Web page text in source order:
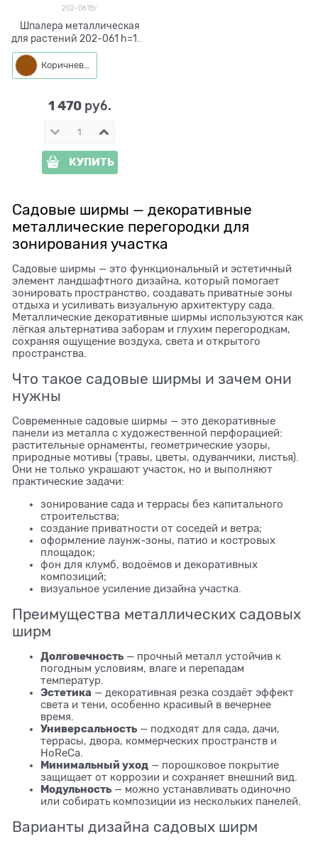
202-061Br
Шпалера металлическая
для растений 202-061 h=135
см
Коричневый
1 470 руб.
КУПИТЬ
Садовые ширмы — декоративные
металлические перегородки для
зонирования участка
Садовые ширмы — это функциональный и эстетичный
элемент ландшафтного дизайна, который помогает
зонировать пространство, создавать приватные зоны
отдыха и усиливать визуальную архитектуру сада.
Металлические декоративные ширмы используются как
лёгкая альтернатива заборам и глухим перегородкам,
сохраняя ощущение воздуха, света и открытого
пространства.
Что такое садовые ширмы и зачем они
нужны
Современные садовые ширмы — это декоративные
панели из металла с художественной перфорацией:
растительные орнаменты, геометрические узоры,
природные мотивы (травы, цветы, одуванчики, листья).
Они не только украшают участок, но и выполняют
практические задачи:
зонирование сада и террасы без капитального
строительства;
создание приватности от соседей и ветра;
оформление лаунж-зоны, патио и костровых
площадок;
фон для клумб, водоёмов и декоративных
композиций;
визуальное усиление дизайна участка.
Преимущества металлических садовых
ширм
Долговечность — прочный металл устойчив к
погодным условиям, влаге и перепадам
температур.
Эстетика — декоративная резка создаёт эффект
света и тени, особенно красивый в вечернее
время.
Универсальность — подходят для сада, дачи,
террасы, двора, коммерческих пространств и
HoReCa.
Минимальный уход — порошковое покрытие
защищает от коррозии и сохраняет внешний вид.
Модульность — можно устанавливать одиночно
или собирать композиции из нескольких панелей.
Варианты дизайна садовых ширм